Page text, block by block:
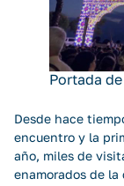
Portada
Desde hace
encuentro y la
año, miles de
enamorados de